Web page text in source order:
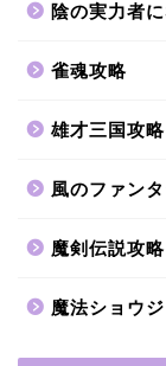
陰の実力者
雀魂攻略
雄才三国攻略
風のファン
魔剣伝説攻略
魔法ショウ